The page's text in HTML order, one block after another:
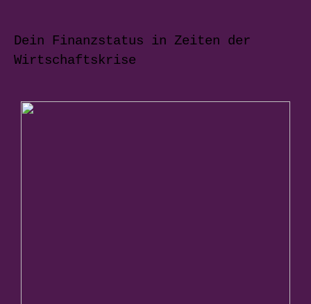
Dein Finanzstatus in Zeiten der
Wirtschaftskrise